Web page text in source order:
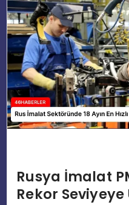
MAGAZIN
SPOR
YAŞAM
Rusya İmalat
Rekor Seviyeye